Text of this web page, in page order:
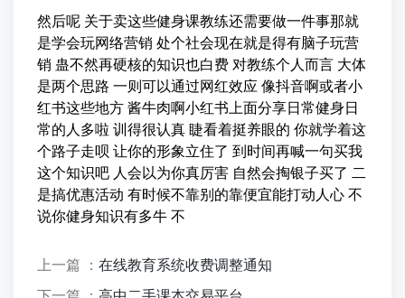
然后呢 关于卖这些健身课教练还需要做一件事那就
是学会玩网络营销 处个社会现在就是得有脑子玩营
销 蛊不然再硬核的知识也白费 对教练个人而言 大体
是两个思路 一则可以通过网红效应 像抖音啊或者小
红书这些地方 酱牛肉啊小红书上面分享日常健身日
常的人多啦 训得很认真 睫看着挺养眼的 你就学着这
个路子走呗 让你的形象立住了 到时间再喊一句买我
这个知识吧 人会以为你真厉害 自然会掏银子买了 二
是搞优惠活动 有时候不靠别的靠便宜能打动人心 不
说你健身知识有多牛 不
上一篇 ： 在线教育系统收费调整通知